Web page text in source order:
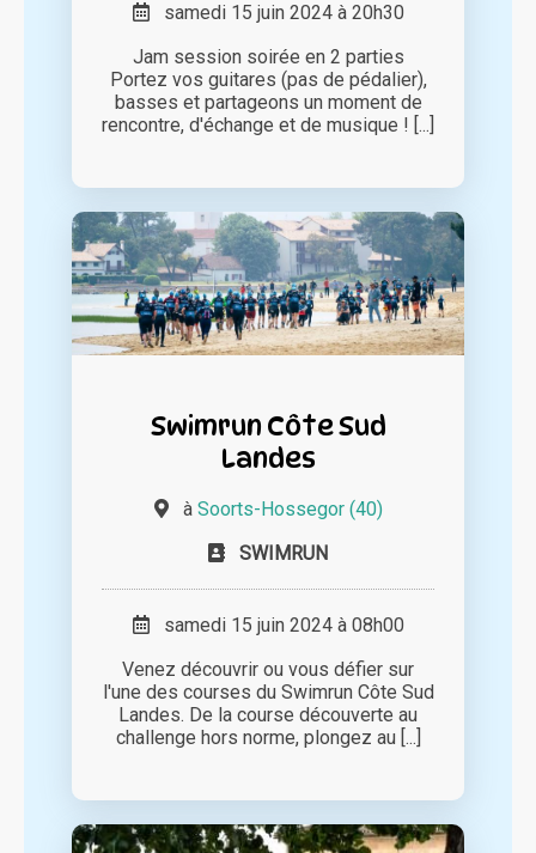
samedi 15 juin 2024 à 20h30
Jam session soirée en 2 parties
Portez vos guitares (pas de pédalier),
basses et partageons un moment de
rencontre, d'échange et de musique ! [...]
Swimrun Côte Sud
Landes
à Soorts-Hossegor (40)
SWIMRUN
samedi 15 juin 2024 à 08h00
Venez découvrir ou vous défier sur
l'une des courses du Swimrun Côte Sud
Landes. De la course découverte au
challenge hors norme, plongez au [...]